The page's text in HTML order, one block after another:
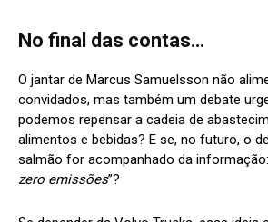
No final das contas…
O jantar de Marcus Samuelsson não
convidados, mas também um debate
podemos repensar a cadeia de
alimentos e bebidas? E se, no futuro, o
salmão for acompanhado da
zero emissões”?